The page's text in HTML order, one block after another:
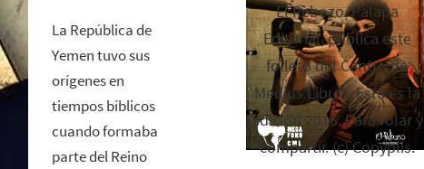
La República de
Yemen tuvo sus
orígenes en
tiempos bíblicos
cuando formaba
parte del Reino
El Rebozo, Palapa
Editorial, publica este
folleto del Centro de
Medios Libres. Esta es la
edición 2016. Para rolar y
compartir. (c) Copyplis.